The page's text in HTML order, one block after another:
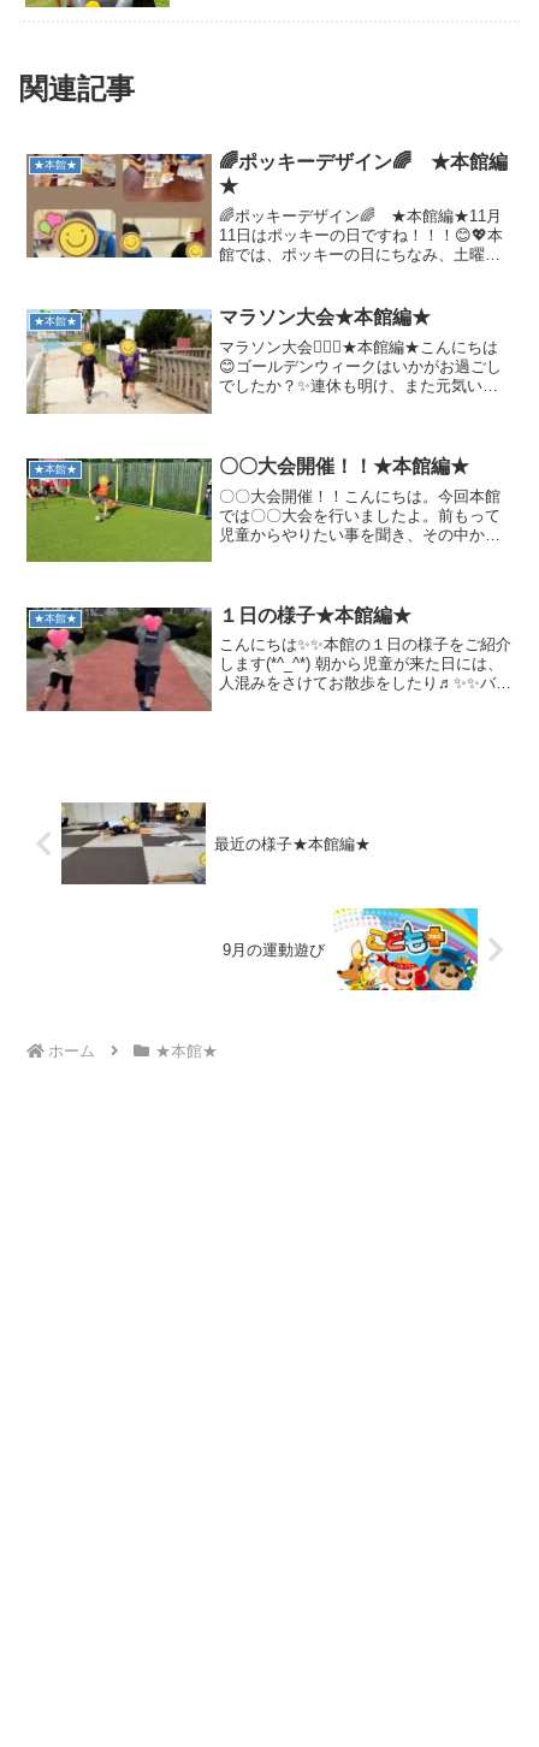
関連記事
★本館★
🌈ポッキーデザイン🌈 ★本館編
★
🌈ポッキーデザイン🌈 ★本館編★11月
11日はポッキーの日ですね！！！😊💖本
館では、ポッキーの日にちなみ、土曜日
デコレーションしていきました♪今回は、
チョコペン、デコレ...
★本館★ マラソン大会★本館編★
マラソン大会🏃‍♂️✨★本館編★こんにちは
😊ゴールデンウィークはいかがお過ごし
でしたか？✨連休も明け、また元気いっ
い！」と...
★本館★ 〇〇大会開催！！★本館編★
〇〇大会開催！！こんにちは。今回本館
では〇〇大会を行いましたよ。前もって
児童からやりたい事を聞き、その中から
PKでは2チームに分...
★本館★ １日の様子★本館編★
こんにちは✨✨本館の１日の様子をご紹介
します(*^_^*) 朝から児童が来た日には、
人混みをさけてお散歩をしたり♬✨✨バッ
最近の様子★本館編★
9月の運動遊び
ホーム ★本館★